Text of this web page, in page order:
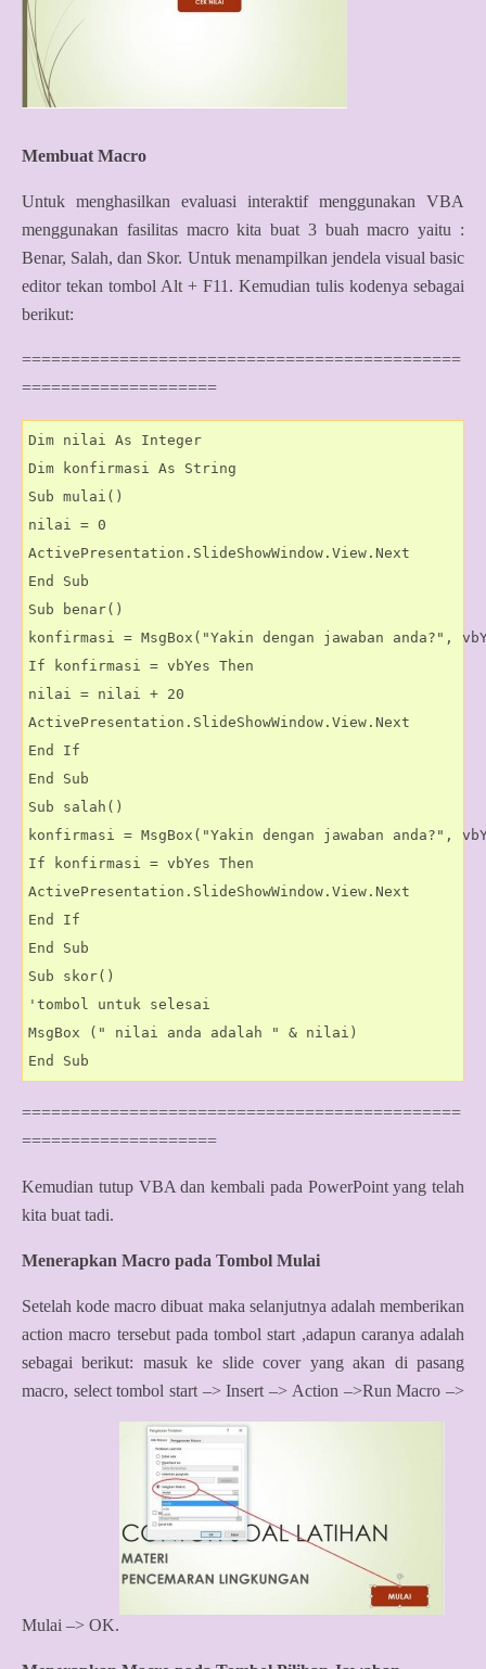
Membuat Macro
Untuk menghasilkan evaluasi interaktif menggunakan VBA
menggunakan fasilitas macro kita buat 3 buah macro yaitu :
Benar, Salah, dan Skor. Untuk menampilkan jendela visual basic
editor tekan tombol Alt + F11. Kemudian tulis kodenya sebagai
berikut:
=============================================
====================
Dim nilai As Integer
Dim konfirmasi As String
Sub mulai()
nilai = 0
ActivePresentation.SlideShowWindow.View.Next
End Sub
Sub benar()
konfirmasi = MsgBox("Yakin dengan jawaban anda?",
If konfirmasi = vbYes Then
nilai = nilai + 20
ActivePresentation.SlideShowWindow.View.Next
End If
End Sub
Sub salah()
konfirmasi = MsgBox("Yakin dengan jawaban anda?",
If konfirmasi = vbYes Then
ActivePresentation.SlideShowWindow.View.Next
End If
End Sub
Sub skor()
'tombol untuk selesai
MsgBox (" nilai anda adalah " & nilai)
=============================================
====================
Kemudian tutup VBA dan kembali pada PowerPoint yang telah
kita buat tadi.
Menerapkan Macro pada Tombol Mulai
Setelah kode macro dibuat maka selanjutnya adalah memberikan
action macro tersebut pada tombol start ,adapun caranya adalah
sebagai berikut: masuk ke slide cover yang akan di pasang
macro, select tombol start –> Insert –> Action –>Run Macro –>
Mulai –> OK.